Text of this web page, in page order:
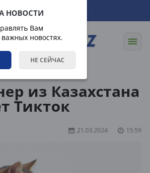
НОВОСТИ
Вам
новостях.
НЕ СЕЙЧАС
из Казахстана
Тикток
21.03.2024 15:59